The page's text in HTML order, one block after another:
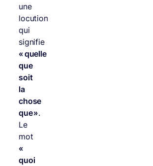
une
locution
qui
signifie
« quelle
que
soit
la
chose
que ».
Le
mot
«
quoi